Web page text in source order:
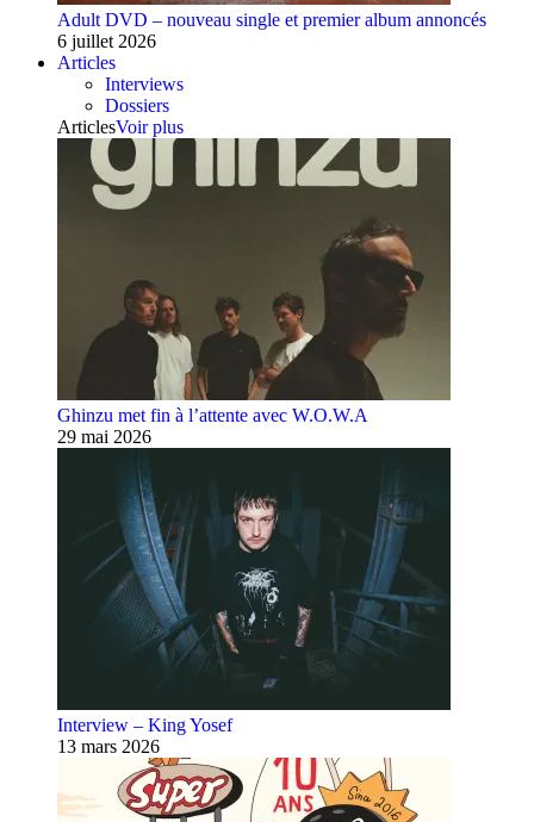
Adult DVD – nouveau single et premier album annoncés
6 juillet 2026
Articles
Interviews
Dossiers
ArticlesVoir plus
Ghinzu met fin à l’attente avec W.O.W.A
29 mai 2026
Interview – King Yosef
13 mars 2026